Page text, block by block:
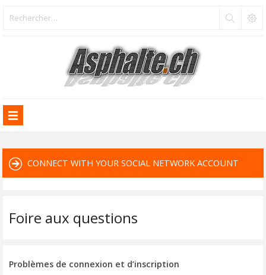
CONNECT WITH YOUR SOCIAL NETWORK ACCOUNT
Foire aux questions
Problèmes de connexion et d’inscription